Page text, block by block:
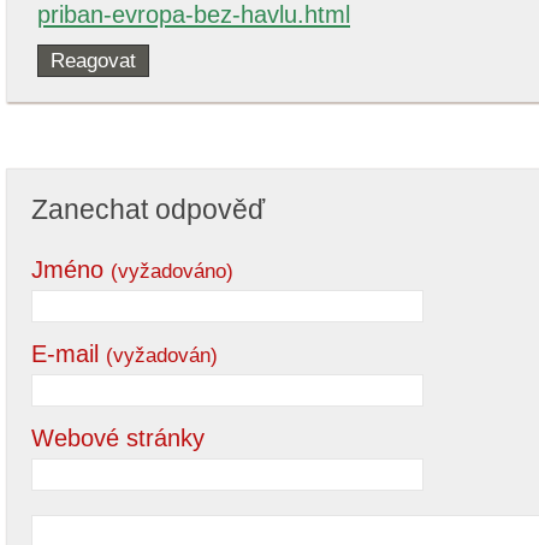
priban-evropa-bez-havlu.html
Reagovat
Zanechat odpověď
Jméno (vyžadováno)
E-mail (vyžadován)
Webové stránky